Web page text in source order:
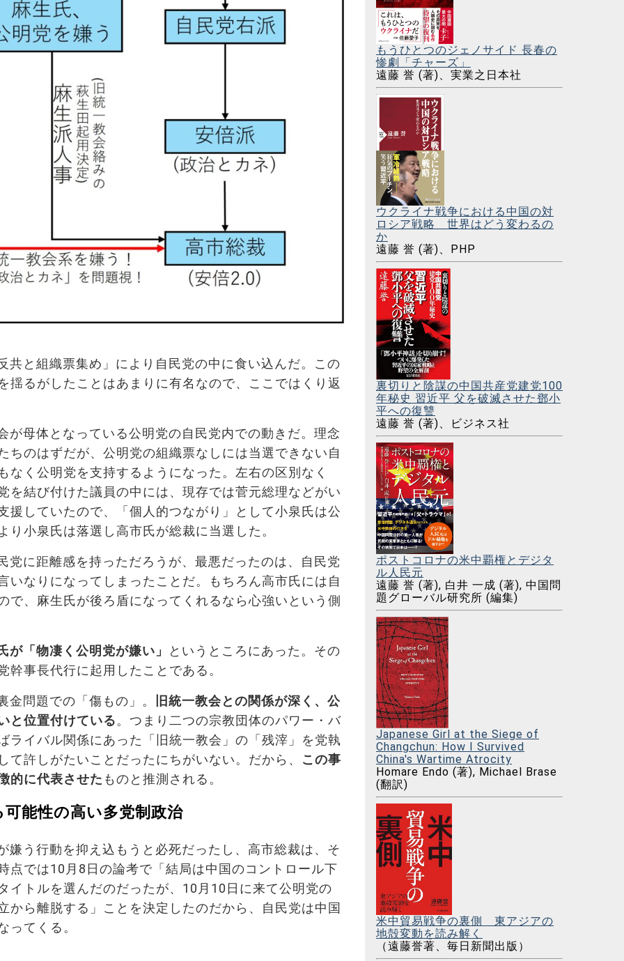
共と組織票集め」により自民党の中に食い込んだ。この
揺るがしたことはあまりに有名なので、ここではくり返
が母体となっている公明党の自民党内での動きだ。理念
ちのはずだが、公明党の組織票なしには当選できない自
く公明党を支持するようになった。左右の区別なく
を結び付けた議員の中には、現存では菅元総理などがい
援していたので、「個人的つながり」として小泉氏は公
小泉氏は落選し高市氏が総裁に当選した。
党に距離感を持っただろうが、最悪だったのは、自民党
いなりになってしまったことだ。もちろん高市氏には自
で、麻生氏が後ろ盾になってくれるなら心強いという側
が「物凄く公明党が嫌い」
というところにあった。その
事長代行に起用したことである。
問題での「傷もの」。
旧統一教会との関係が深く、公
と位置付けている。つまり二つの宗教団体のパワー・バ
ライバル関係にあった「旧統一教会」の「残滓」を党執
許しがたいことだったにちがいない。だから、 この事
的に代表させた ものと推測される。
能性の高い多党制政治
嫌う行動を抑え込もうと必死だったし、高市総裁は、そ
点では10月8日の論考で「結局は中国のコントロール下
イトルを選んだのだったが、10月10日に来て公明党の
から離脱する」ことを決定したのだから、自民党は中国
ってくる。
もうひとつのジェノサイド 長春の
惨劇「チャーズ」
遠藤 誉 (著)、実業之日本社
ウクライナ戦争における中国の対
ロシア戦略 世界はどう変わるの
か
遠藤 誉 (著)、PHP
裏切りと陰謀の中国共産党建党100
年秘史 習近平 父を破滅させた鄧小
平への復讐
遠藤 誉 (著)、ビジネス社
ポストコロナの米中覇権とデジタ
ル人民元
遠藤 誉 (著), 白井 一成 (著), 中国問
題グローバル研究所 (編集)
Japanese Girl at the Siege of
Changchun: How I Survived
China's Wartime Atrocity
Homare Endo (著), Michael Brase
(翻訳)
米中貿易戦争の裏側 東アジアの
地殻変動を読み解く
（遠藤誉著、毎日新聞出版）